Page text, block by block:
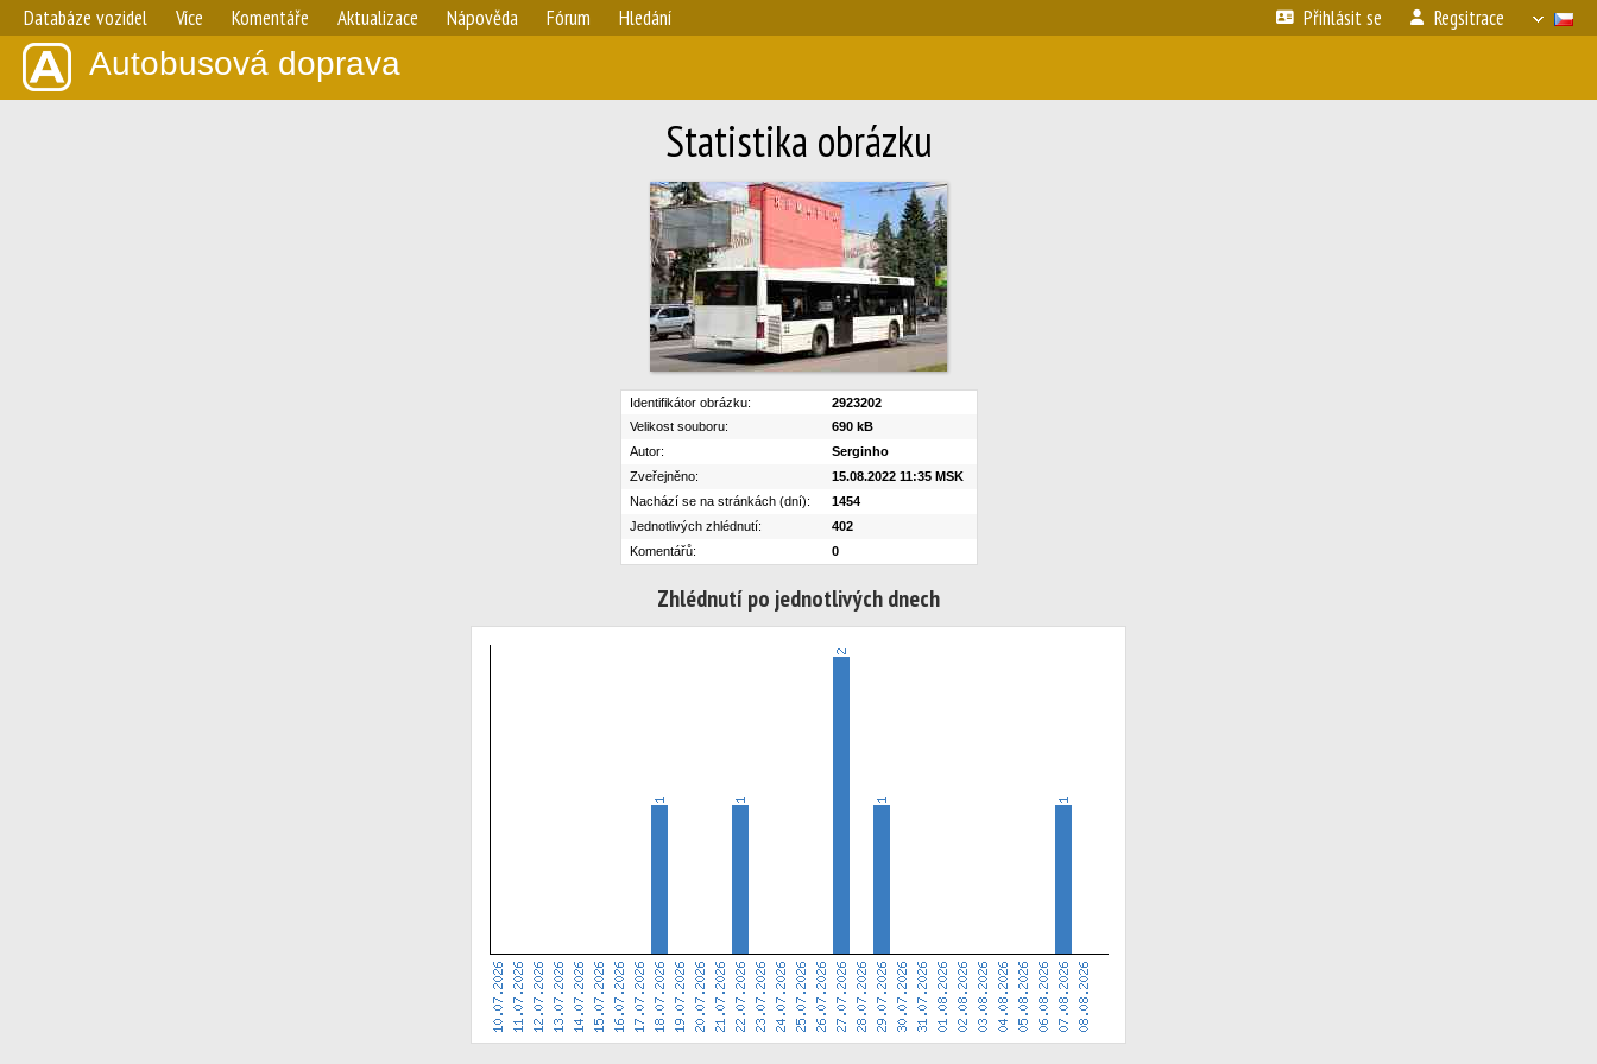
Databáze vozidel Více Komentáře Aktualizace Nápověda Fórum Hledání Přihlásit se Regsitrace
Autobusová doprava
Statistika obrázku
Identifikátor obrázku:
2923202
Velikost souboru:
690 kB
Autor:
Serginho
Zveřejněno:
15.08.2022 11:35 MSK
Nachází se na stránkách (dní):
1454
Jednotlivých zhlédnutí:
402
Komentářů:
0
Zhlédnutí po jednotlivých dnech